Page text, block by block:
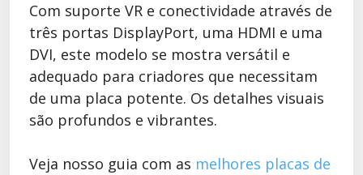
Com suporte VR e conectividade através de
três portas DisplayPort, uma HDMI e uma
DVI, este modelo se mostra versátil e
adequado para criadores que necessitam
de uma placa potente. Os detalhes visuais
são profundos e vibrantes.
Veja nosso guia com as melhores placas de